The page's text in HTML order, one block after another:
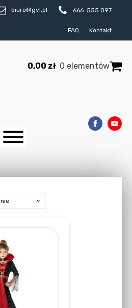
biuro@gvl.pl 666 555 097
FAQ Kontakt
0,00 zł 0 elementów